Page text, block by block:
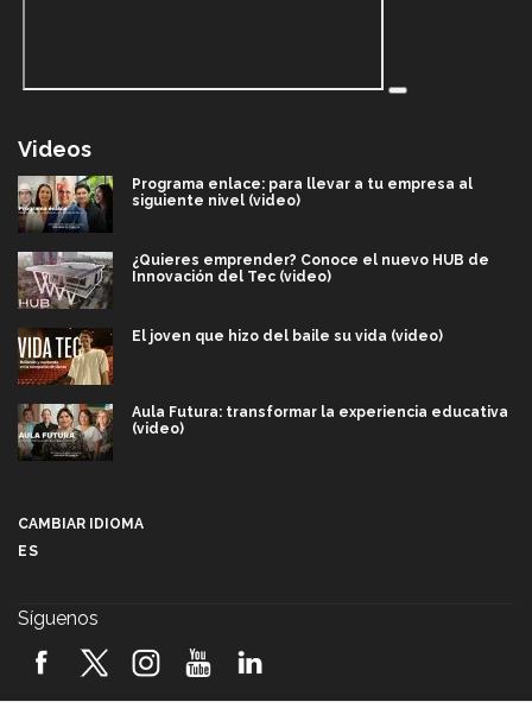
Videos
Programa enlace: para llevar a tu empresa al
siguiente nivel (video)
¿Quieres emprender? Conoce el nuevo HUB de
Innovación del Tec (video)
El joven que hizo del baile su vida (video)
Aula Futura: transformar la experiencia educativa
(video)
2026! (video)
CAMBIAR IDIOMA
ES
Síguenos